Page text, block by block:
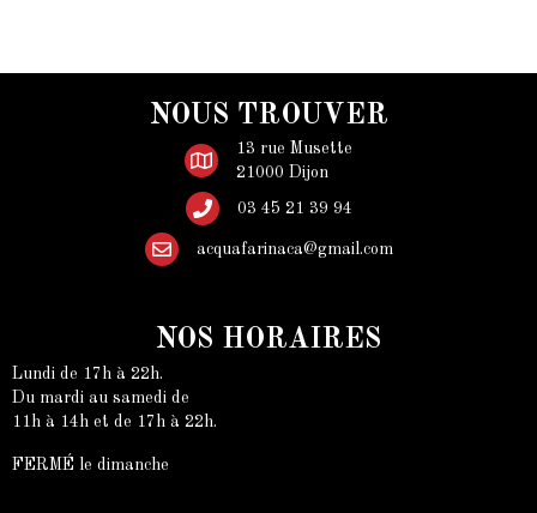
NOUS TROUVER
13 rue Musette
21000 Dijon
03 45 21 39 94
acquafarinaca@gmail.com
NOS HORAIRES
Lundi de 17h à 22h.
Du mardi au samedi de
11h à 14h et de 17h à 22h.
FERMÉ le dimanche